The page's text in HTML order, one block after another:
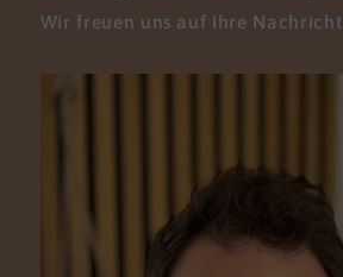
Wir freuen uns auf Ihre Nachricht